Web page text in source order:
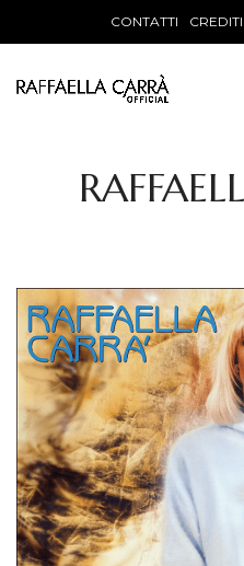
CONTATTI CREDITI